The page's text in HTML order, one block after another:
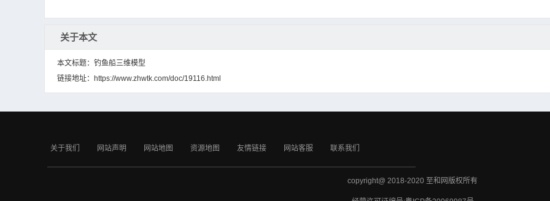
关于本文
本文标题：钓鱼船三维模型
链接地址： https://www.zhwtk.com/doc/19116.html
关于我们 网站声明 网站地图 资源地图 友情链接 网站客服 联系我们
copyright@ 2018-2020 至和网版权所有